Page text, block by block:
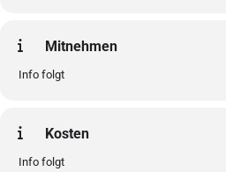
Mitnehmen
Info folgt
Kosten
Info folgt